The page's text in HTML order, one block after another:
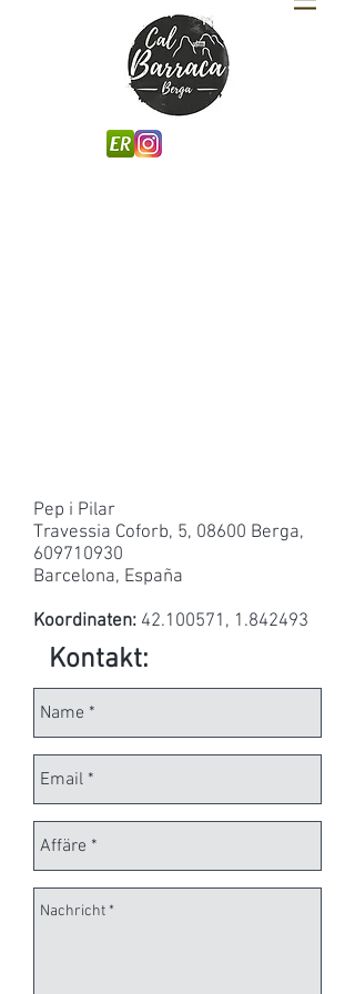
Pep i Pilar
Travessia Coforb, 5, 08600 Berga,
609710930
Barcelona, España
Koordinaten: 42.100571 , 1.842493
Kontakt: